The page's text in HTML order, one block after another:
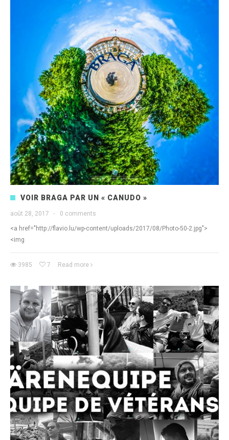
VOIR BRAGA PAR UN « CANUDO »
août 28, 2017 · 0 comments
<a href="http://flavio.lu/wp-content/uploads/2017/08/Photo-50-2.jpg">
<img
3985 7 Read more